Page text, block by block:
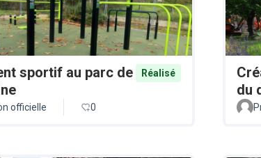
sportif au parc de
Réalisé
officielle 0
du